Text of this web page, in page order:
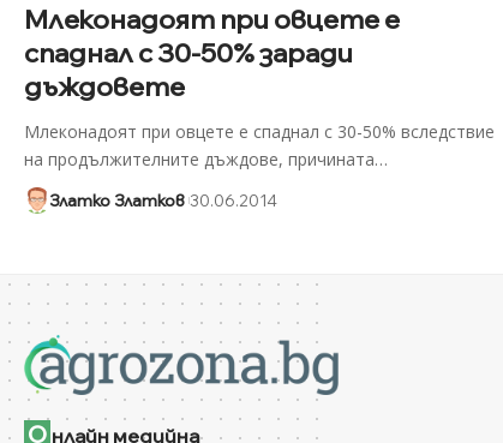
Млеконадоят при овцете е
спаднал с 30-50% заради
дъждовете
Млеконадоят при овцете е спаднал с 30-50% вследствие
на продължителните дъждове, причината…
Златко Златков 30.06.2014
О нлайн медийна